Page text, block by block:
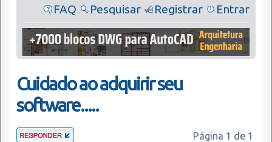
FAQ Pesquisar Registrar Entrar
Cuidado ao adquirir seu
software.....
Página 1 de 1